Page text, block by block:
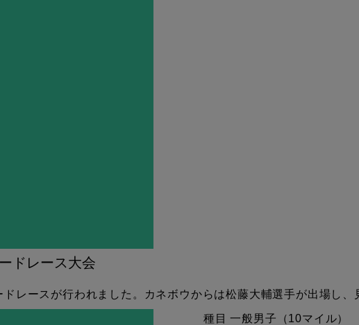
ドレース大会
レースが行われました。カネボウからは松藤大輔選手が出場し
種目 一般男子（10マイル）